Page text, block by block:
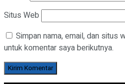
Situs Web
Simpan nama, email, dan situs
untuk komentar saya berikutnya.